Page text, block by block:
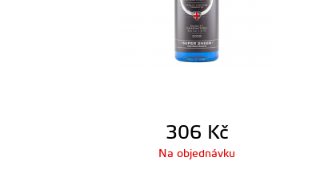
306 Kč
Na objednávku